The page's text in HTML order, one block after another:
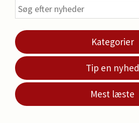
Kategorier
Tip en nyhed
Mest læste